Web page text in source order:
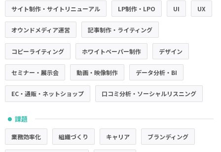
サイト制作・サイトリニューアル LP制作・LPO UI UX
オウンドメディア運営 記事制作・ライティング
コピーライティング ホワイトペーパー制作 デザイン
セミナー・展示会 動画・映像制作 データ分析・BI
EC・通販・ネットショップ 口コミ分析・ソーシャルリスニング
● 課題
業務効率化 組織づくり キャリア ブランディング